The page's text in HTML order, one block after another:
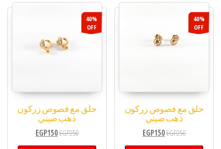
40%
OFF
حلق مع فصوص زركون
ذهب صيني
EGP250
EGP150
40%
OFF
حلق مع فصوص زركون
ذهب صيني
EGP250
EGP150